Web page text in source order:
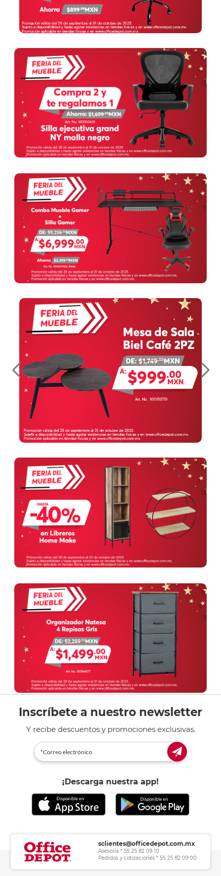
Inscríbete a nuestro newsletter
Y recibe descuentos y promociones exclusivas.
¡Descarga nuestra app!
sclientes@officedepot.com.mx
Asesoría * 55 25 82 09 10
Pedidos y cotizaciones * 55 25 82 09 00